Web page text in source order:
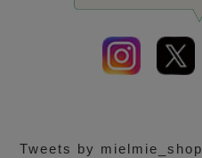
Tweets by mielmie_shop